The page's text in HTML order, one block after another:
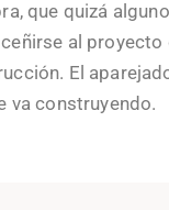
que quizá
al
El
va construyendo.